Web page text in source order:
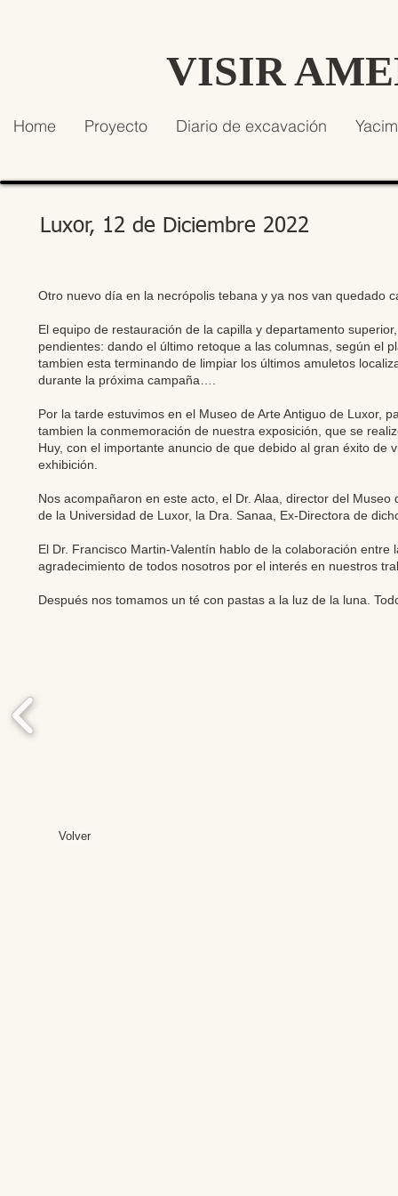
VISIR
Home Proyecto Diario de excavación
Luxor, 12 de Diciembre 2022
Otro nuevo día en la necrópolis tebana y ya nos van quedado
El equipo de restauración de la capilla y departamento
pendientes: dando el último retoque a las columnas, según el
tambien esta terminando de limpiar los últimos amuletos
durante la próxima campaña….
Por la tarde estuvimos en el Museo de Arte Antiguo de Luxor,
tambien la conmemoración de nuestra exposición, que se
Huy, con el importante anuncio de que debido al gran éxito
exhibición.
Nos acompañaron en este acto, el Dr. Alaa, director del
de la Universidad de Luxor, la Dra. Sanaa, Ex-Directora de
El Dr. Francisco Martin-Valentín hablo de la colaboración
agradecimiento de todos nosotros por el interés en nuestros
Después nos tomamos un té con pastas a la luz de la luna.
Volver